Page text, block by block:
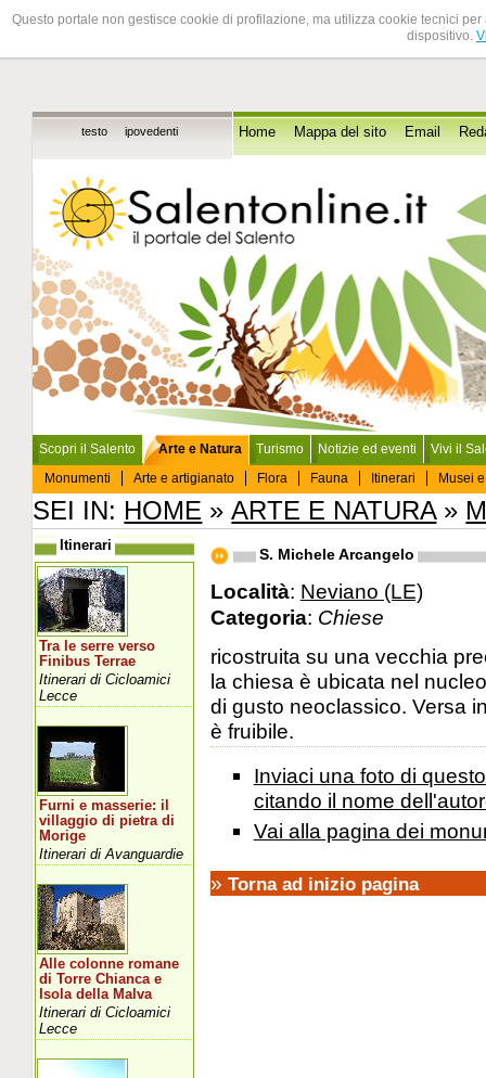
Questo portale non gestisce cookie di profilazione, ma utilizza cookie tecnici
dispositivo.
testo ipovedenti Home Mappa del sito Email
Scopri il Salento
Arte e Natura
Monumenti
Arte e artigianato Flora Fauna Itinerari Musei
Turismo Notizie ed eventi Vivi il
SEI IN: HOME »ARTE E NATURA»
S. Michele Arcangelo
Località: Neviano (LE)
Categoria: Chiese
ricostruita su una vecchia
la chiesa è ubicata nel
di gusto neoclassico. Versa
è fruibile.
Inviaci una foto di
citando il nome
Vai alla pagina dei
» Torna ad inizio pagina
Itinerari
Tra le serre verso
Finibus Terrae
Itinerari di Cicloamici
Lecce
Furni e masserie: il
villaggio di pietra di
Morige
Itinerari di Avanguardie
Alle colonne romane
di Torre Chianca e
Isola della Malva
Itinerari di Cicloamici
Lecce